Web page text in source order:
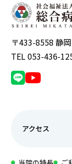
〒433-8558 静
TEL 053-436-
アクセス